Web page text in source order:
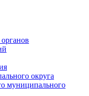
округа
муниципального